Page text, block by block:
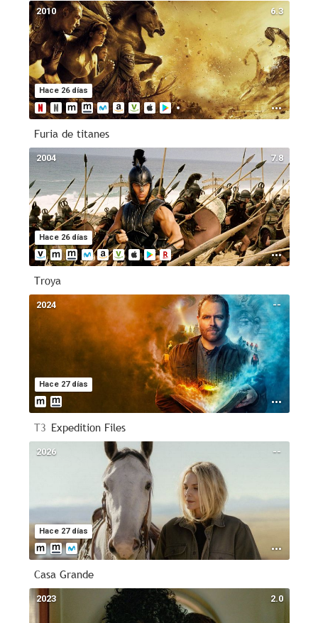
6.3
Hace 26 días
2010
Furia de titanes
7.8
Hace 26 días
2004
Troya
--
Hace 27 días
2024
T3 Expedition Files
--
Hace 27 días
2026
Casa Grande
2.0
2023